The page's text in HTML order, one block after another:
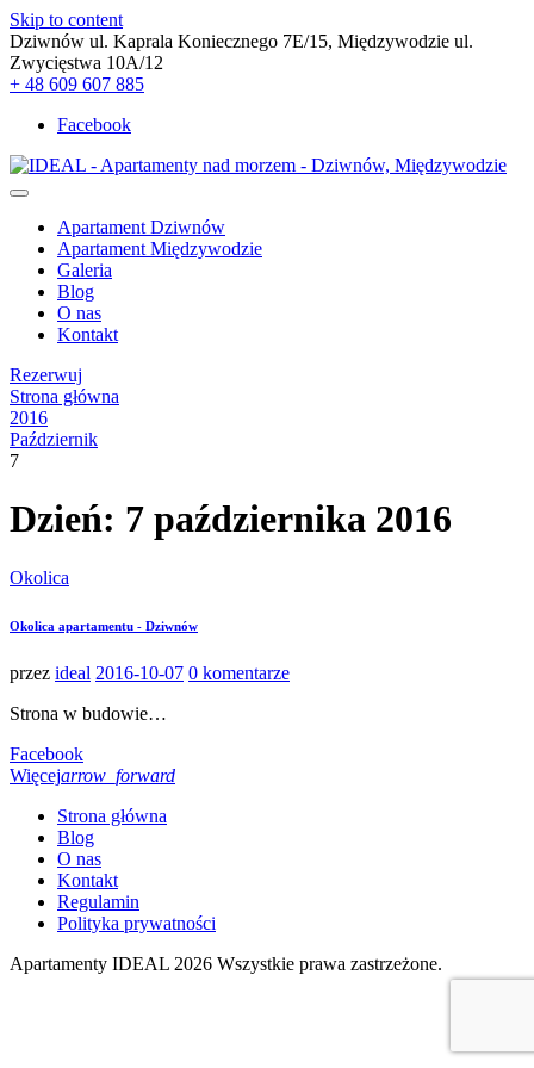
Skip to content
Dziwnów ul. Kaprala Koniecznego 7E/15, Międzywodzie ul.
Zwycięstwa 10A/12
+ 48 609 607 885
Facebook
Apartament Dziwnów
Apartament Międzywodzie
Galeria
Blog
O nas
Kontakt
Rezerwuj
Strona główna
2016
Październik
7
Dzień: 7 października 2016
Okolica
Okolica apartamentu - Dziwnów
przez ideal 2016-10-07 0 komentarze
Strona w budowie…
Facebook
Więcejarrow_forward
Strona główna
Blog
O nas
Kontakt
Regulamin
Polityka prywatności
Apartamenty IDEAL 2026 Wszystkie prawa zastrzeżone.